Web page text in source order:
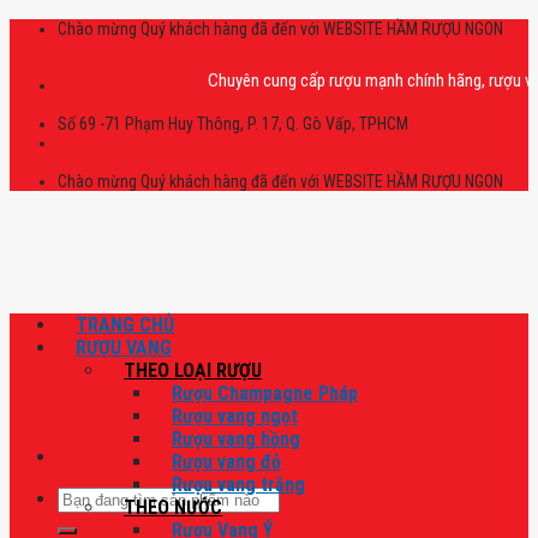
Skip
Chào mừng Quý khách hàng đã đến với WEBSITE HẦM RƯỢU NGON
Chuyên cung cấp rượu mạnh chính hãng, rượu
Số 69 -71 Phạm Huy Thông, P. 17, Q. Gò Vấp, TPHCM
Chào mừng Quý khách hàng đã đến với WEBSITE HẦM RƯỢU NGON
Tìm
kiếm:
TRANG CHỦ
RƯỢU VANG
THEO LOẠI RƯỢU
Rượu Champagne Pháp
Rượu vang ngọt
Rượu vang hồng
Rượu vang đỏ
Rượu vang trắng
THEO NƯỚC
Rượu Vang Ý